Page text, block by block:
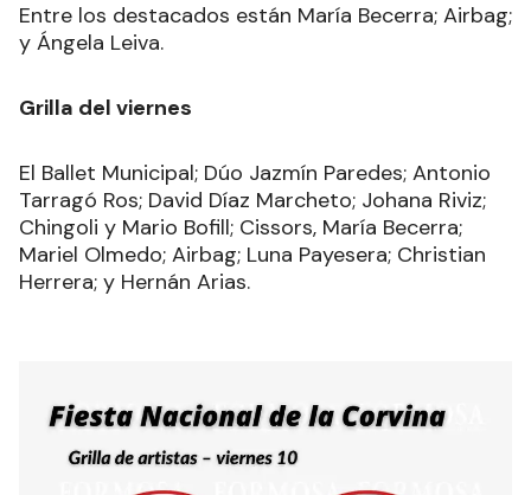
Entre los destacados están María Becerra; Airbag;
y Ángela Leiva.
Grilla del viernes
El Ballet Municipal; Dúo Jazmín Paredes; Antonio
Tarragó Ros; David Díaz Marcheto; Johana Riviz;
Chingoli y Mario Bofill; Cissors, María Becerra;
Mariel Olmedo; Airbag; Luna Payesera; Christian
Herrera; y Hernán Arias.